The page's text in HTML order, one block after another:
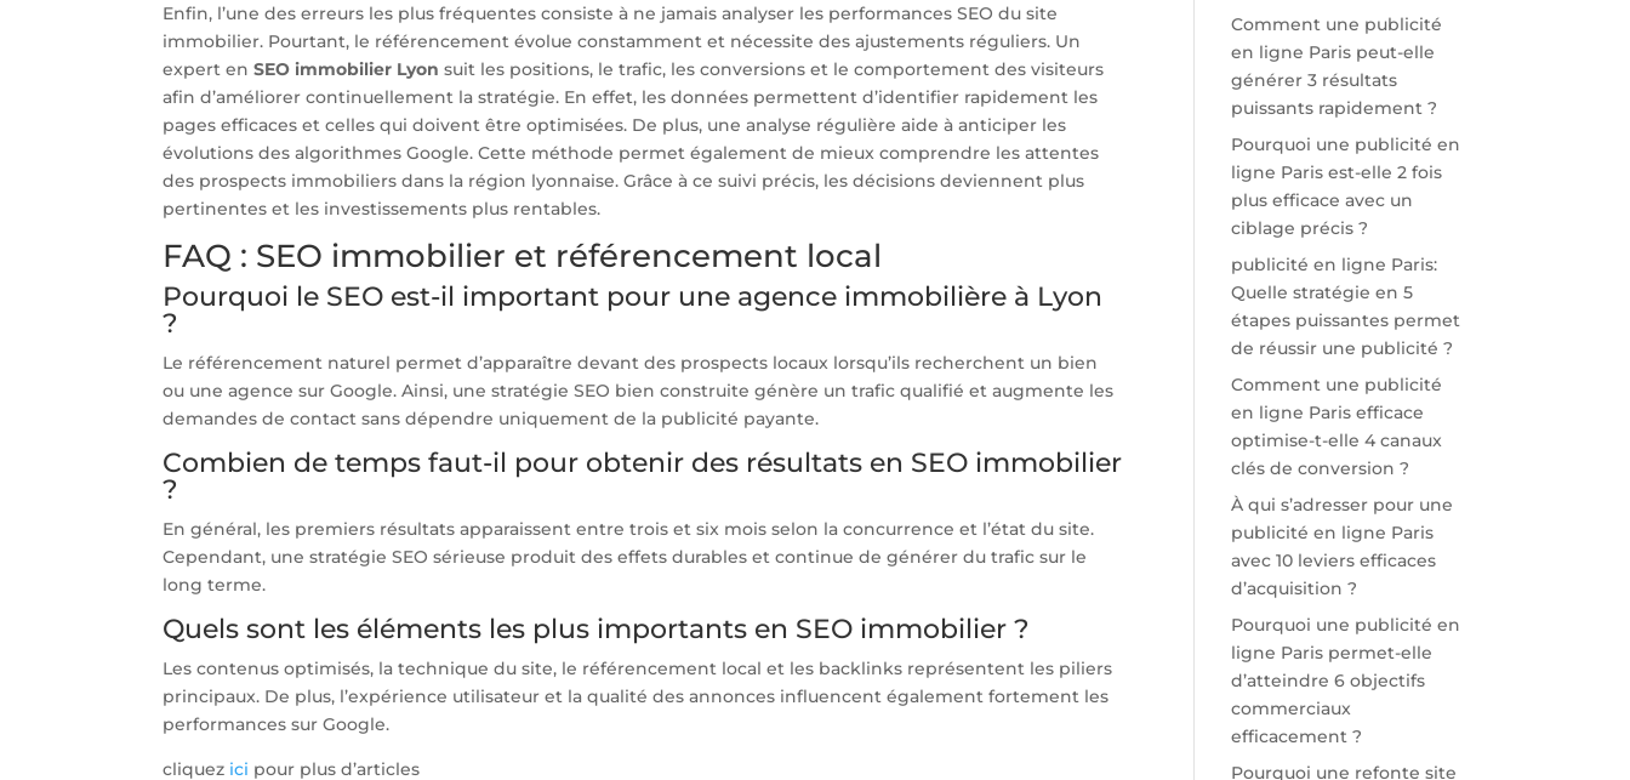
Enfin, l’une des erreurs les plus fréquentes consiste à ne jamais analyser les performances SEO du site
immobilier. Pourtant, le référencement évolue constamment et nécessite des ajustements réguliers. Un
expert enSEO immobilier Lyon suit les positions, le trafic, les conversions et le comportement des visiteurs
afin d’améliorer continuellement la stratégie. En effet, les données permettent d’identifier rapidement les
pages efficaces et celles qui doivent être optimisées. De plus, une analyse régulière aide à anticiper les
évolutions des algorithmes Google. Cette méthode permet également de mieux comprendre les attentes
des prospects immobiliers dans la région lyonnaise. Grâce à ce suivi précis, les décisions deviennent plus
pertinentes et les investissements plus rentables.
FAQ : SEO immobilier et référencement local
Pourquoi le SEO est-il important pour une agence immobilière à Lyon
?
Le référencement naturel permet d’apparaître devant des prospects locaux lorsqu’ils recherchent un bien
ou une agence sur Google. Ainsi, une stratégie SEO bien construite génère un trafic qualifié et augmente les
demandes de contact sans dépendre uniquement de la publicité payante.
Combien de temps faut-il pour obtenir des résultats en SEO immobilier
?
En général, les premiers résultats apparaissent entre trois et six mois selon la concurrence et l’état du site.
Cependant, une stratégie SEO sérieuse produit des effets durables et continue de générer du trafic sur le
long terme.
Quels sont les éléments les plus importants en SEO immobilier ?
Les contenus optimisés, la technique du site, le référencement local et les backlinks représentent les piliers
principaux. De plus, l’expérience utilisateur et la qualité des annonces influencent également fortement les
performances sur Google.
cliquez ici pour plus d’articles
Comment une publicité
en ligne Paris peut-elle
générer 3 résultats
puissants rapidement ?
Pourquoi une publicité en
ligne Paris est-elle 2 fois
plus efficace avec un
ciblage précis ?
publicité en ligne Paris:
Quelle stratégie en 5
étapes puissantes permet
de réussir une publicité ?
Comment une publicité
en ligne Paris efficace
optimise-t-elle 4 canaux
clés de conversion ?
À qui s’adresser pour une
publicité en ligne Paris
avec 10 leviers efficaces
d’acquisition ?
Pourquoi une publicité en
ligne Paris permet-elle
d’atteindre 6 objectifs
commerciaux
efficacement ?
Pourquoi une refonte site